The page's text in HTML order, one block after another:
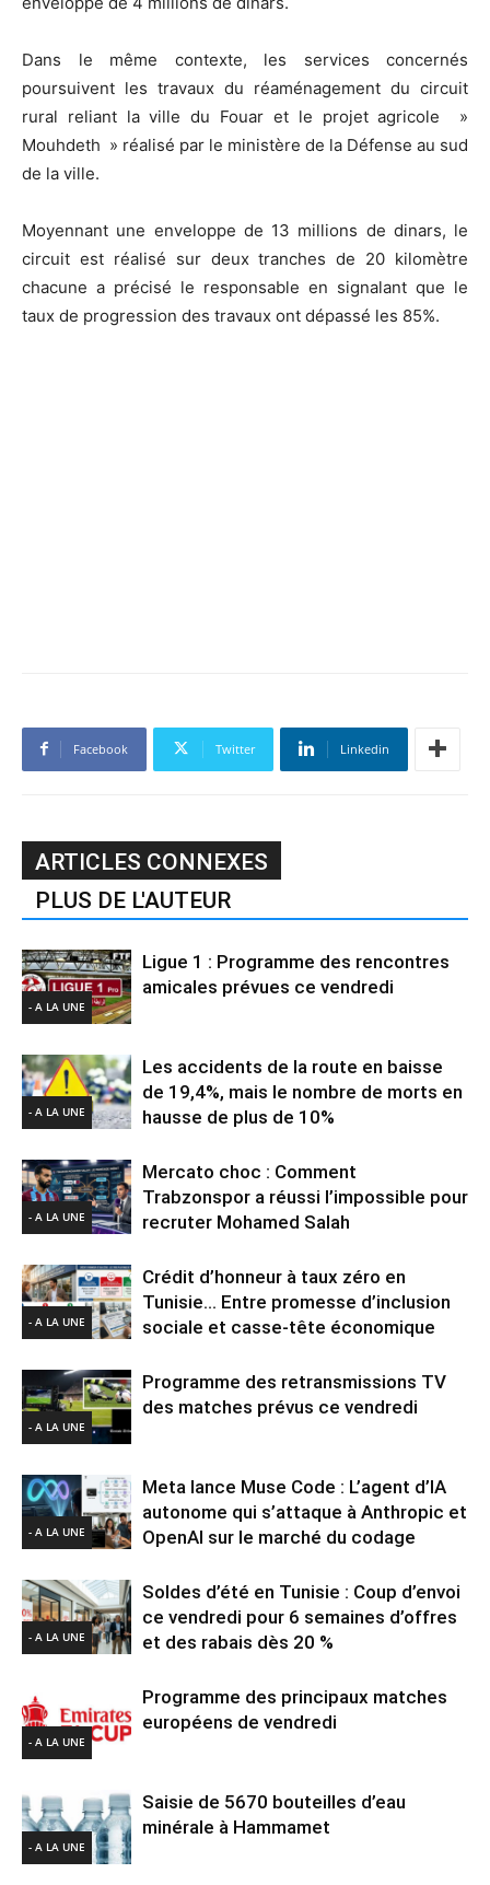
Dans le même contexte, les services concernés
poursuivent les travaux du réaménagement du circuit
rural reliant la ville du Fouar et le projet agricole »
Mouhdeth » réalisé par le ministère de la Défense au sud
de la ville.
Moyennant une enveloppe de 13 millions de dinars, le
circuit est réalisé sur deux tranches de 20 kilomètre
chacune a précisé le responsable en signalant que le
taux de progression des travaux ont dépassé les 85%.
Facebook Twitter Linkedin
ARTICLES CONNEXES
PLUS DE L'AUTEUR
- A LA UNE
Ligue 1 : Programme des rencontres
amicales prévues ce vendredi
- A LA UNE
Les accidents de la route en baisse
de 19,4%, mais le nombre de morts en
hausse de plus de 10%
- A LA UNE
Mercato choc : Comment
Trabzonspor a réussi l’impossible pour
recruter Mohamed Salah
- A LA UNE
Crédit d’honneur à taux zéro en
Tunisie… Entre promesse d’inclusion
sociale et casse-tête économique
- A LA UNE
Programme des retransmissions TV
des matches prévus ce vendredi
- A LA UNE
Meta lance Muse Code : L’agent d’IA
autonome qui s’attaque à Anthropic et
OpenAI sur le marché du codage
- A LA UNE
Soldes d’été en Tunisie : Coup d’envoi
ce vendredi pour 6 semaines d’offres
et des rabais dès 20 %
- A LA UNE
Programme des principaux matches
européens de vendredi
- A LA UNE
Saisie de 5670 bouteilles d’eau
minérale à Hammamet